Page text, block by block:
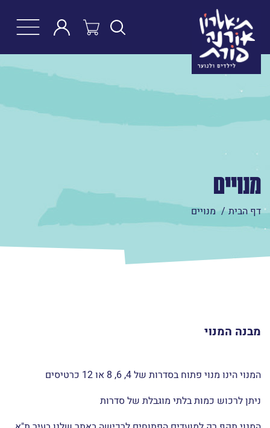
מנויים
דף הבית מנויים
מבנה המנוי
המנוי הינו מנוי פתוח בסדרות של 4, 6, 8 או 12 כרטיסים
ניתן לרכוש כמות בלתי מוגבלת של סדרות